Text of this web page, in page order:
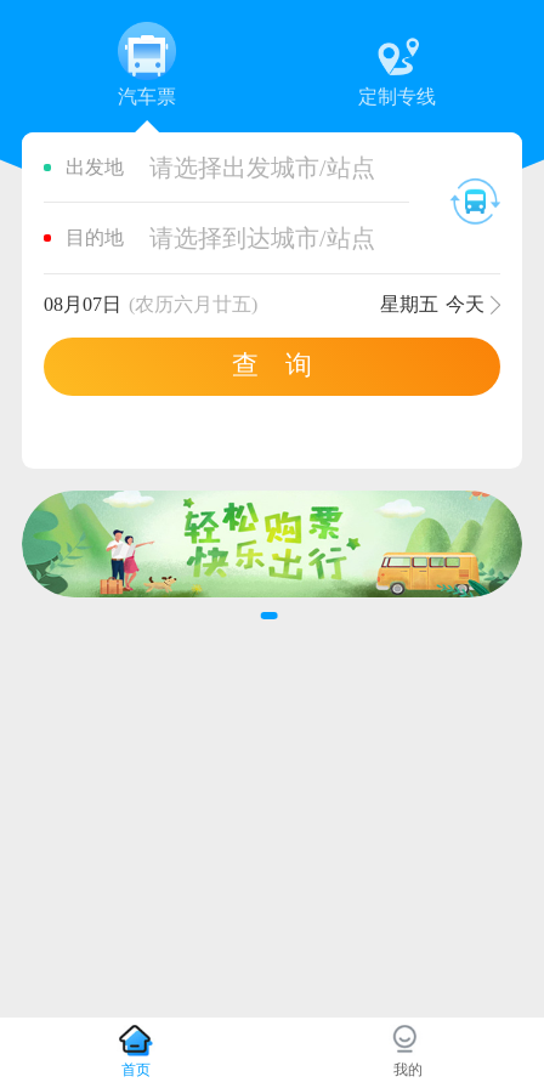
汽车票 定制专线
出发地 请选择出发城市/站点
目的地 请选择到达城市/站点
08月07日 (农历六月廿五) 星期五 今天
查 询
首页 我的